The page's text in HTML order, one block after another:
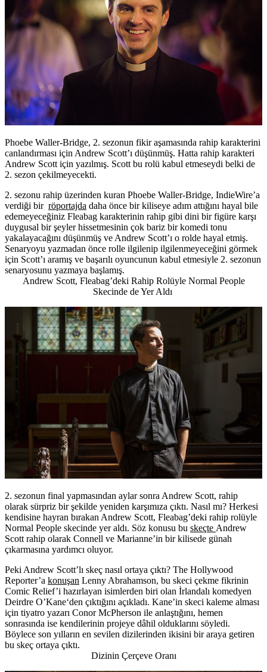
Phoebe Waller-Bridge, 2. sezonun fikir aşamasında rahip karakterini
canlandırması için Andrew Scott’ı düşünmüş. Hatta rahip karakteri
Andrew Scott için yazılmış. Scott bu rolü kabul etmeseydi belki de
2. sezon çekilmeyecekti.
2. sezonu rahip üzerinden kuran Phoebe Waller-Bridge, IndieWire’a
verdiği bir röportajda daha önce bir kiliseye adım attığını hayal bile
edemeyeceğiniz Fleabag karakterinin rahip gibi dini bir figüre karşı
duygusal bir şeyler hissetmesinin çok bariz bir komedi tonu
yakalayacağını düşünmüş ve Andrew Scott’ı o rolde hayal etmiş.
Senaryoyu yazmadan önce rolle ilgilenip ilgilenmeyeceğini görmek
için Scott’ı aramış ve başarılı oyuncunun kabul etmesiyle 2. sezonun
senaryosunu yazmaya başlamış.
Andrew Scott, Fleabag’deki Rahip Rolüyle Normal People
Skecinde de Yer Aldı
2. sezonun final yapmasından aylar sonra Andrew Scott, rahip
olarak sürpriz bir şekilde yeniden karşımıza çıktı. Nasıl mı? Herkesi
kendisine hayran bırakan Andrew Scott, Fleabag’deki rahip rolüyle
Normal People skecinde yer aldı. Söz konusu bu skeçte Andrew
Scott rahip olarak Connell ve Marianne’in bir kilisede günah
çıkarmasına yardımcı oluyor.
Peki Andrew Scott’lı skeç nasıl ortaya çıktı? The Hollywood
Reporter’a konuşan Lenny Abrahamson, bu skeci çekme fikrinin
Comic Relief’i hazırlayan isimlerden biri olan İrlandalı komedyen
Deirdre O’Kane‘den çıktığını açıkladı. Kane’in skeci kaleme alması
için tiyatro yazarı Conor McPherson ile anlaştığını, hemen
sonrasında ise kendilerinin projeye dâhil olduklarını söyledi.
Böylece son yılların en sevilen dizilerinden ikisini bir araya getiren
bu skeç ortaya çıktı.
Dizinin Çerçeve Oranı